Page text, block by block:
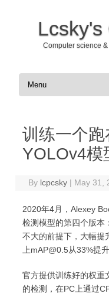
Lcsky's
Computer science
Skip to content
训练一个
YOLOv4模
By lcpcsky | May 31,
2020年4月，Alexey
检测模型的第四个版本
不大的前提下，大幅提
上mAP@0.5从33%提
官方提供训练好的权重
的检测，在PC上通过